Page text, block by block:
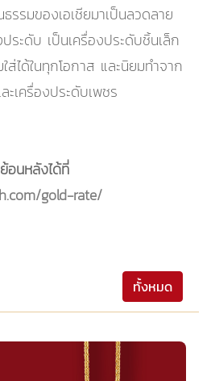
รมของเอเชียมาเป็นลวดลาย
ระดับ เป็นเครื่องประดับชิ้นเล็ก
ส่ได้ในทุกโอกาส และนิยมทำจาก
เครื่องประดับเพชร
อนหลังได้ที่
gold-rate/
ทั้งหมด